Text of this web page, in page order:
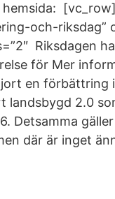
hemsida:
och-riksdag”
Riksdagen
för Mer
en förbättring
landsbygd 2.0
Detsamma
där är inget